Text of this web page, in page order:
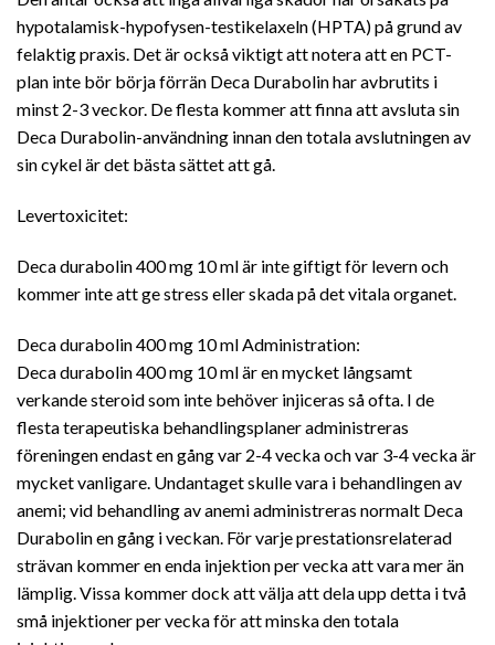
hypotalamisk-hypofysen-testikelaxeln (HPTA) på grund av
felaktig praxis. Det är också viktigt att notera att en PCT-
plan inte bör börja förrän Deca Durabolin har avbrutits i
minst 2-3 veckor. De flesta kommer att finna att avsluta sin
Deca Durabolin-användning innan den totala avslutningen av
sin cykel är det bästa sättet att gå.
Levertoxicitet:
Deca durabolin 400 mg 10 ml är inte giftigt för levern och
kommer inte att ge stress eller skada på det vitala organet.
Deca durabolin 400 mg 10 ml Administration:
Deca durabolin 400 mg 10 ml är en mycket långsamt
verkande steroid som inte behöver injiceras så ofta. I de
flesta terapeutiska behandlingsplaner administreras
föreningen endast en gång var 2-4 vecka och var 3-4 vecka är
mycket vanligare. Undantaget skulle vara i behandlingen av
anemi; vid behandling av anemi administreras normalt Deca
Durabolin en gång i veckan. För varje prestationsrelaterad
strävan kommer en enda injektion per vecka att vara mer än
lämplig. Vissa kommer dock att välja att dela upp detta i två
små injektioner per vecka för att minska den totala